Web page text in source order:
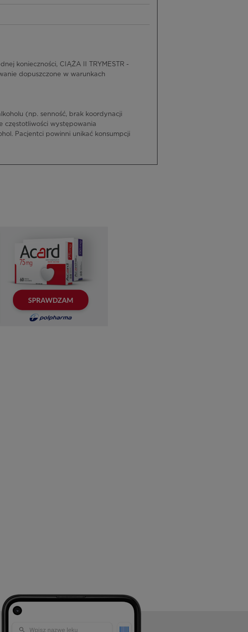
konieczności, CIĄŻA II TRYMESTR -
dopuszczone w warunkach
(np. senność, brak koordynacji
częstotliwości występowania
Pacjentci powinni unikać konsumpcji